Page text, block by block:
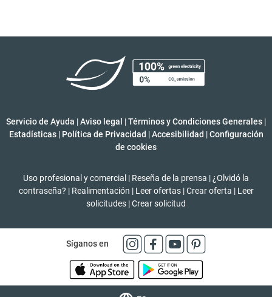
Servicio de Ayuda |Aviso legal |Términos y Condiciones Generales |
Estadísticas | Política de Privacidad | Accesibilidad | Configuración
de cookies
Uso profesional y comercial | Reseña de la prensa | ¿Olvidó la
contraseña? | Realimentación | Leer ofertas | Crear oferta | Leer
solicitudes |Crear solicitud
Síganos en